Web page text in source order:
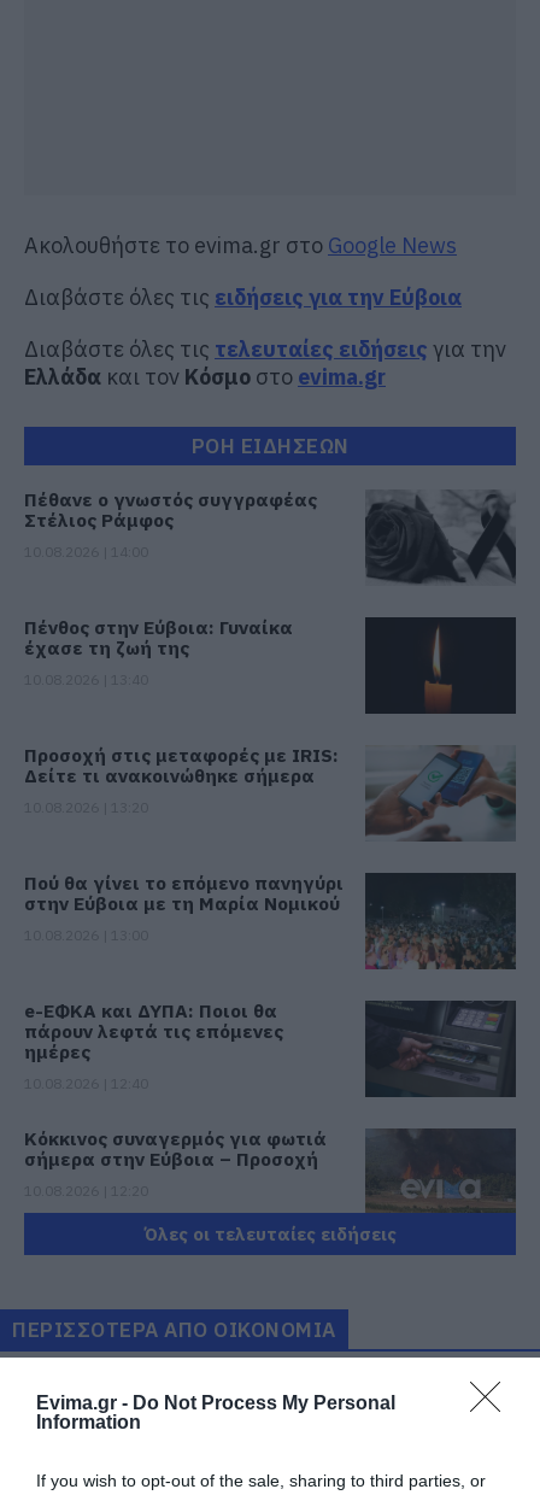
Evima.gr - Do Not Process My Personal
Information
If you wish to opt-out of the sale, sharing to third parties, or
Ακολουθήστε το evima.gr στο Google News
Διαβάστε όλες τις ειδήσεις για την Εύβοια
Διαβάστε όλες τις τελευταίες ειδήσεις για την
Ελλάδα και τον Κόσμο στο evima.gr
ΡΟΗ ΕΙΔΗΣΕΩΝ
Πέθανε ο γνωστός συγγραφέας
Στέλιος Ράμφος
Πένθος στην Εύβοια: Γυναίκα
έχασε τη ζωή της
Προσοχή στις μεταφορές με IRIS:
Δείτε τι ανακοινώθηκε σήμερα
Πού θα γίνει το επόμενο πανηγύρι
στην Εύβοια με τη Μαρία Νομικού
e-ΕΦΚΑ και ΔΥΠΑ: Ποιοι θα
πάρουν λεφτά τις επόμενες
ημέρες
Κόκκινος συναγερμός για φωτιά
σήμερα στην Εύβοια – Προσοχή
Αυτά τα σχολεία αναβαθμίζονται
στην Εύβοια – Τι έργα γίνονται –
Δείτε εικόνες
Όλες οι τελευταίες ειδήσεις
ΠΕΡΙΣΣΟΤΕΡΑ ΑΠΟ ΟΙΚΟΝΟΜΙΑ